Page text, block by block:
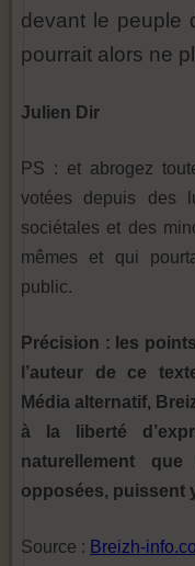
devant le peuple
pourrait alors ne
Julien Dir
PS : et abrogez
votées depuis des
sociétales et des
mêmes et qui
public.
Précision : les
l’auteur de ce
Média alternatif,
à la liberté
naturellement
opposées, puissent
Source : Breizh-